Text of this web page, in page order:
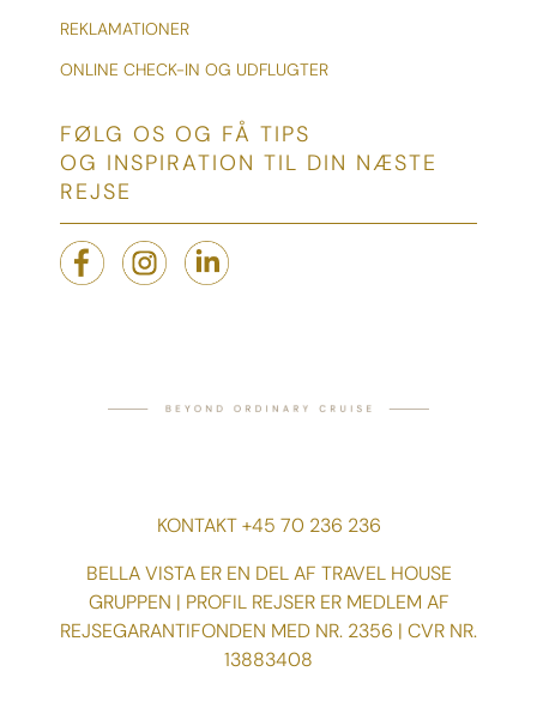
REKLAMATIONER
ONLINE CHECK-IN OG UDFLUGTER
FØLG OS OG FÅ TIPS
OG INSPIRATION TIL DIN NÆSTE
REJSE
KONTAKT +45 70 236 236
BELLA VISTA ER EN DEL AF TRAVEL HOUSE
GRUPPEN | PROFIL REJSER ER MEDLEM AF
REJSEGARANTIFONDEN MED NR. 2356 | CVR NR.
13883408